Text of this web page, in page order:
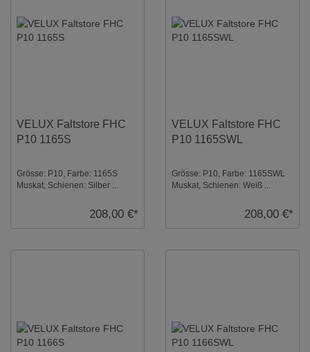
VELUX Faltstore FHC
P10 1165S
Grösse: P10, Farbe: 1165S
Muskat, Schienen: Silber ...
208,00 €*
VELUX Faltstore FHC
P10 1165SWL
Grösse: P10, Farbe: 1165SWL
Muskat, Schienen: Weiß ...
208,00 €*